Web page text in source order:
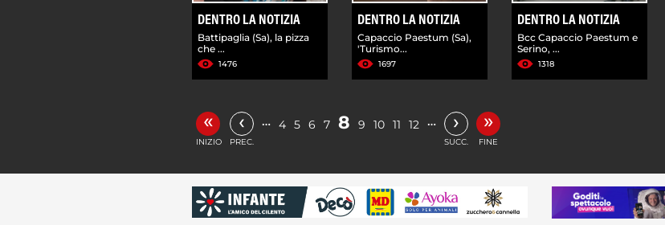
DENTRO LA NOTIZIA
Battipaglia (Sa), la pizza
che ...
1476
DENTRO LA NOTIZIA
Capaccio Paestum (Sa),
'Turismo...
1697
DENTRO LA NOTIZIA
Bcc Capaccio Paestum e
Serino, ...
1318
«
INIZIO
‹
PREC.
… 4 5 6 7 8 9 10 11 12 … ›
SUCC.
»
FINE